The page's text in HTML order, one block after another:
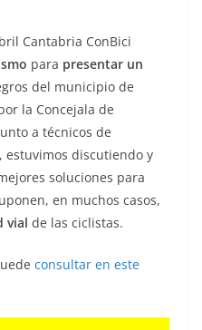
Cantabria ConBici
para presentar un
del municipio de
la Concejala de
a técnicos de
discutiendo y
soluciones para
en muchos casos,
vial de las ciclistas.
consultar en este